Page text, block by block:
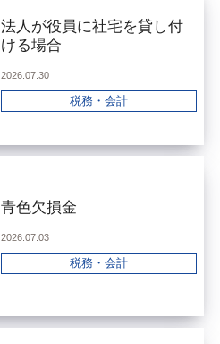
法人が役員に社宅を貸し付
ける場合
2026.07.30
税務・会計
青色欠損金
2026.07.03
税務・会計